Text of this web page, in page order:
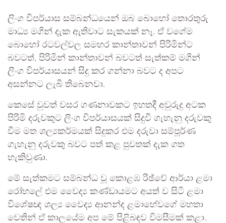
ලිංග විපර්යාස සම්බන්ධයෙන් ඔබ බොහෝ තොරතුරු
මාධ්‍ය මගින් දැක ඇතිවාට සැකයක් නෑ. ඒ වගේම
බොහෝ රටවල්වල සමහර කාන්තාවන් පිරිමින්ට
බවටත්, පිරිමින් කාන්තාවන් බවටත් සැත්කම් මගින්
ලිංග විපර්යාසයන් සිදු කර ගන්නා බවට ද අපට
අසන්නට ලැබී තිබෙනවා.
කෙසේ වුවත් වසර ගණනාවකට ඉහතදී අවුරුදු අටක
පිරිමි දරුවකුට ලිංග විපර්යාසයක් සිදුවී ගැහැනු දරුවකු
වීම මත ශල්‍යකර්මයක් සිදුකර එම දරුවා සම්පූර්ණ
ගැහැනු දරුවකු බවට පත් කළ පුවතක් දැක ගත
හැකිවුණා.
මේ සැත්කමට සම්බන්ධ වූ කොළඹ රිඡ්වේ ආර්යා ළමා
රෝහලේ එම වෛද්‍ය කණ්ඩායමට අයත් ව සිටි ළමා
විශේෂඥ ශල්‍ය වෛද්‍ය ආනන්ද ළමාහේවගේ මහතා
වෙතින් ඒ කාලයේම අප මේ පිළිබඳව විමසීමක් කළා.